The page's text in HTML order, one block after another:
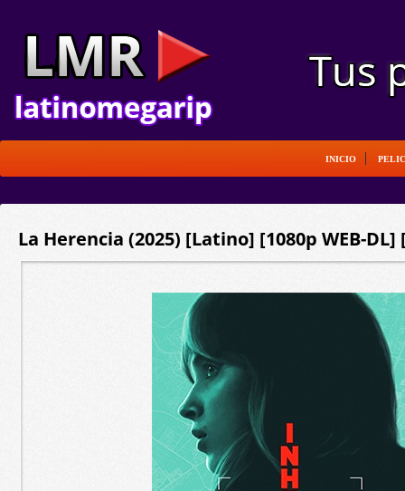
INICIO
La Herencia (2025) [Latino] [1080p WEB-DL]